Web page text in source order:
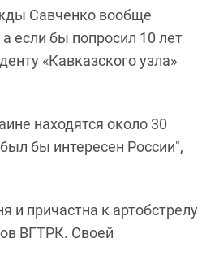
Савченко вообще
если бы попросил 10 лет
«Кавказского узла»
находятся около 30
бы интересен России",
и причастна к артобстрелу
ВГТРК. Своей